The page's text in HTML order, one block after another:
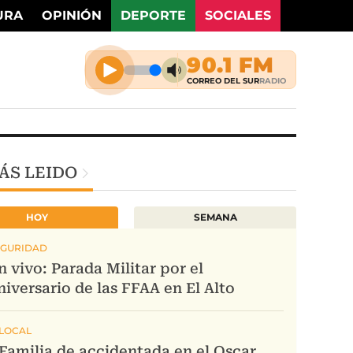
OPINIÓN DEPORTE SOCIALES
LEIDO
HOY SEMANA